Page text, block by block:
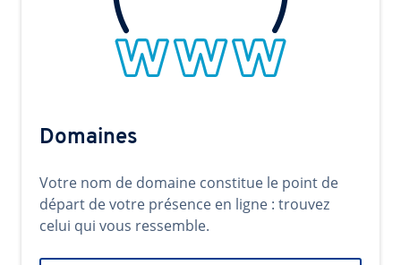
Domaines
Votre nom de domaine constitue le point de
départ de votre présence en ligne : trouvez
celui qui vous ressemble.